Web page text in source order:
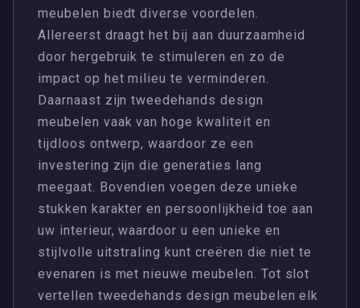
meubelen biedt diverse voordelen.
Allereerst draagt het bij aan duurzaamheid
door hergebruik te stimuleren en zo de
impact op het milieu te verminderen.
Daarnaast zijn tweedehands design
meubelen vaak van hoge kwaliteit en
tijdloos ontwerp, waardoor ze een
investering zijn die generaties lang
meegaat. Bovendien voegen deze unieke
stukken karakter en persoonlijkheid toe aan
uw interieur, waardoor u een unieke en
stijlvolle uitstraling kunt creëren die niet te
evenaren is met nieuwe meubelen. Tot slot
vertellen tweedehands design meubelen elk